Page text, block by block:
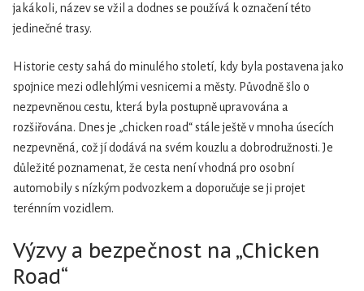
jakákoli, název se vžil a dodnes se používá k označení této
jedinečné trasy.
Historie cesty sahá do minulého století, kdy byla postavena jako
spojnice mezi odlehlými vesnicemi a městy. Původně šlo o
nezpevněnou cestu, která byla postupně upravována a
rozšiřována. Dnes je „chicken road“ stále ještě v mnoha úsecích
nezpevněná, což jí dodává na svém kouzlu a dobrodružnosti. Je
důležité poznamenat, že cesta není vhodná pro osobní
automobily s nízkým podvozkem a doporučuje se ji projet
terénním vozidlem.
Výzvy a bezpečnost na „Chicken
Road“